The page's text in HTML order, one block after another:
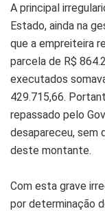
A principal
Estado, ainda na
que a empreiteira
parcela de R$
executados
429.715,66.
repassado pelo
desapareceu, sem
deste montante.
Com esta grave
por determinação